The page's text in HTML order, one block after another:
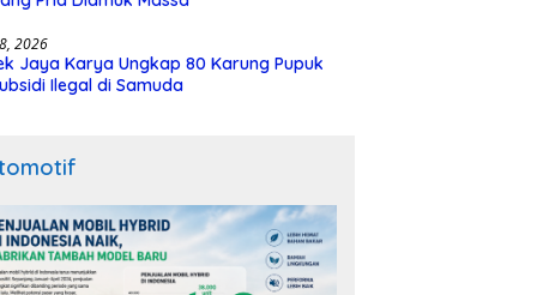
2026
Jaya Karya Ungkap 80 Karung Pupuk
Ilegal di Samuda